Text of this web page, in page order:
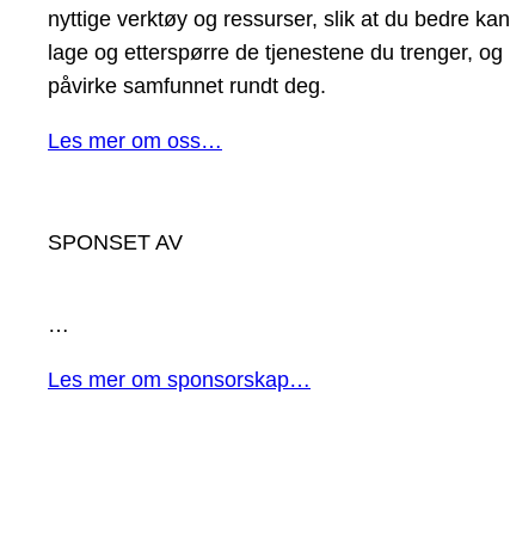
nyttige verktøy og ressurser, slik at du bedre kan
lage og etterspørre de tjenestene du trenger, og
påvirke samfunnet rundt deg.
Les mer om oss…
SPONSET AV
…
Les mer om sponsorskap…